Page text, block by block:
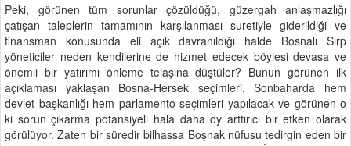
Peki, görünen tüm sorunlar çözüldüğü, güzergah anlaşmazlığı
çatışan taleplerin tamamının karşılanması suretiyle giderildiği ve
finansman konusunda eli açık davranıldığı halde Bosnalı Sırp
yöneticiler neden kendilerine de hizmet edecek böylesi devasa ve
önemli bir yatırımı önleme telaşına düştüler? Bunun görünen ilk
açıklaması yaklaşan Bosna-Hersek seçimleri. Sonbaharda hem
devlet başkanlığı hem parlamento seçimleri yapılacak ve görünen o
ki sorun çıkarma potansiyeli hala daha oy arttırıcı bir etken olarak
görülüyor. Zaten bir süredir bilhassa Boşnak nüfusu tedirgin eden bir